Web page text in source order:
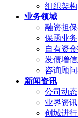
组织架构
业务领域
融资担
保函业务
自有资
发债增
咨询顾
新闻资讯
公司动态
业界资讯
创城进